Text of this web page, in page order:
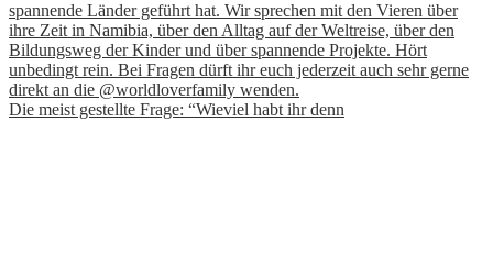
Die meist gestellte Frage: “Wieviel habt ihr denn